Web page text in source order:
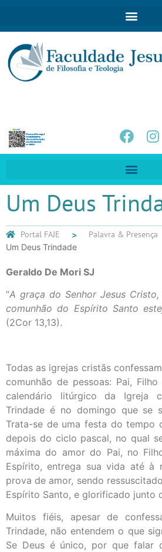
Um Deus
Portal FAJE Palavra & Presença
Um Deus Trindade
Geraldo De Mori SJ
“A graça do Senhor Jesus
comunhão do Espírito Santo
(2Cor 13,13).
Todas as igrejas cristãs
comunhão de pessoas: Pai,
calendário litúrgico da Igreja
Trindade é no domingo que se
Trata-se de uma festa do tempo
depois do ciclo pascal, no qual
máxima do amor do Pai, no
Espírito, entrega sua vida até à
prova de amor, sendo
Espírito Santo, e glorificado junto
Muitos fiéis, apesar de
Trindade, não entendem o que
Se Deus é único, por que falar